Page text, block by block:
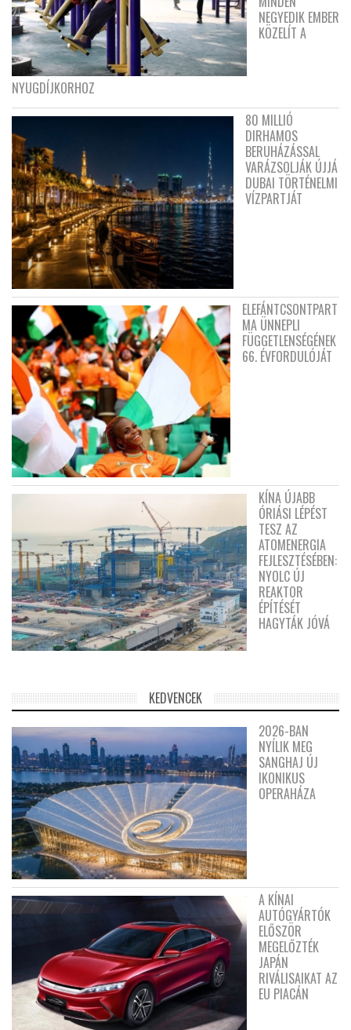
NEGYEDIK EMBER
KÖZELÍT A
NYUGDÍJKORHOZ
80 MILLIÓ
DIRHAMOS
BERUHÁZÁSSAL
VARÁZSOLJÁK ÚJJÁ
DUBAI TÖRTÉNELMI
VÍZPARTJÁT
ELEFÁNTCSONTPART
MA ÜNNEPLI
FÜGGETLENSÉGÉNEK
66. ÉVFORDULÓJÁT
KÍNA ÚJABB
ÓRIÁSI LÉPÉST
TESZ AZ
ATOMENERGIA
FEJLESZTÉSÉBEN:
NYOLC ÚJ
REAKTOR
ÉPÍTÉSÉT
HAGYTÁK JÓVÁ
KEDVENCEK
2026-BAN
NYÍLIK MEG
SANGHAJ ÚJ
IKONIKUS
OPERAHÁZA
A KÍNAI
AUTÓGYÁRTÓK
ELŐSZÖR
MEGELŐZTÉK
JAPÁN
RIVÁLISAIKAT AZ
EU PIACÁN